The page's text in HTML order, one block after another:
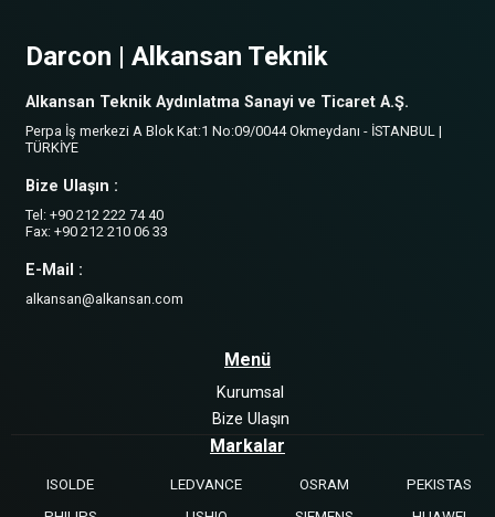
Darcon | Alkansan Teknik
Alkansan Teknik Aydınlatma Sanayi ve Ticaret A.Ş.
Perpa İş merkezi A Blok Kat:1 No:09/0044 Okmeydanı - İSTANBUL |
TÜRKİYE
Bize Ulaşın :
Tel: +90 212 222 74 40
Fax: +90 212 210 06 33
E-Mail :
alkansan@alkansan.com
Menü
Kurumsal
Bize Ulaşın
Markalar
ISOLDE LEDVANCE OSRAM
PEKISTAS